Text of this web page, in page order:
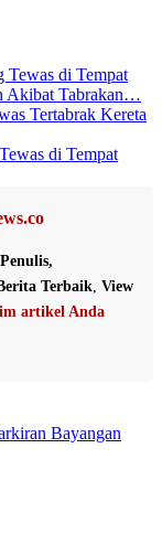
di Tempat
Akibat Tabrakan…
Tertabrak Kereta
di Tempat
Penulis,
Terbaik View
artikel Anda
Bayangan